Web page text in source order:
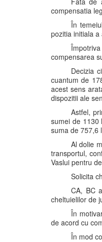
compensatia
În
pozitia initiala
compensarea
Decizia
cuantum de
acest sens
dispozitii ale
Astfel,
sumei de 1130
suma de 757,6
Al dolie
transportul,
Vaslui pentru
Solicita
CA, BC
cheltuielilor de
În
de acord cu
În mod